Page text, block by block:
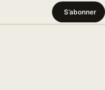
S’abonner